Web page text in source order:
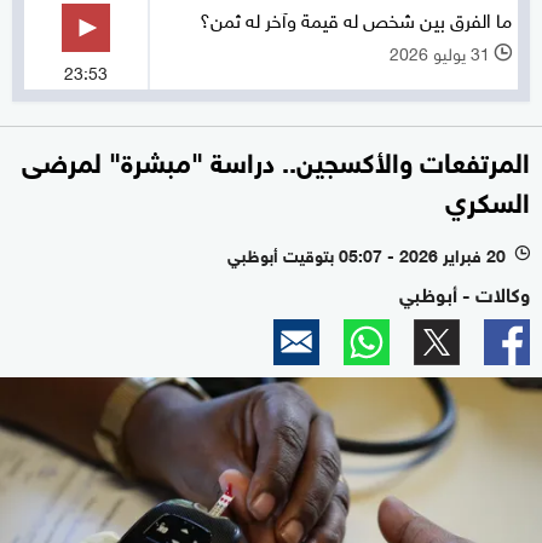
ما الفرق بين شخص له قيمة وآخر له ثمن؟
l 31 يوليو 2026
23:53
المرتفعات والأكسجين.. دراسة "مبشرة" لمرضى
السكري
l 20 فبراير 2026 - 05:07 بتوقيت أبوظبي
وكالات - أبوظبي